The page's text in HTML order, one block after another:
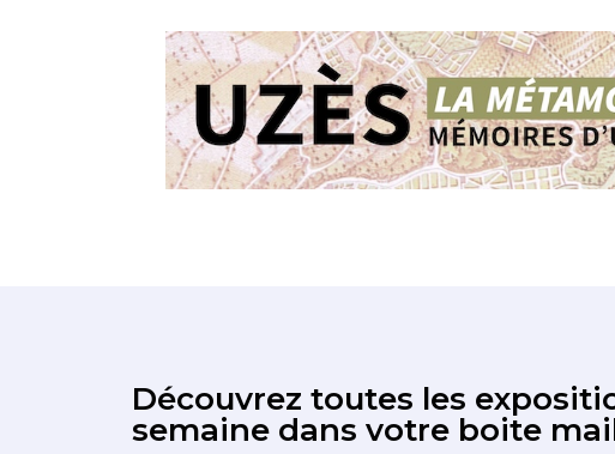
Découvrez toutes les
semaine dans votre boite